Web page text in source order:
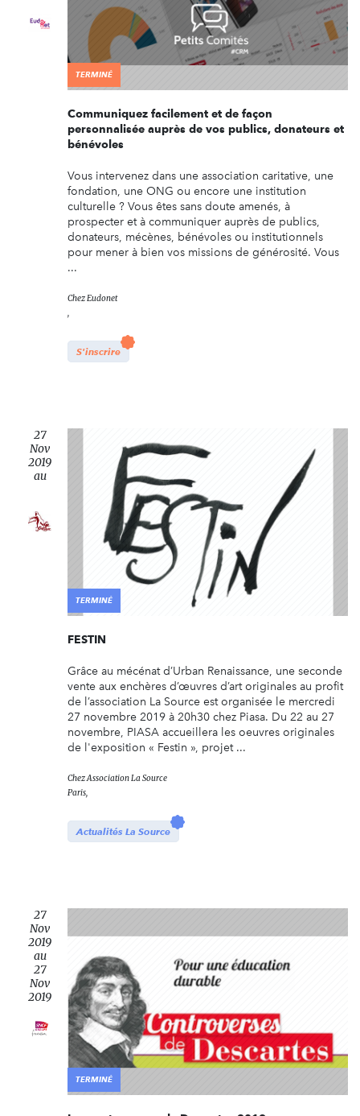
TERMINÉ
Communiquez facilement et de façon
personnalisée auprès de vos publics, donateurs et
bénévoles
Vous intervenez dans une association caritative, une
fondation, une ONG ou encore une institution
culturelle ? Vous êtes sans doute amenés, à
prospecter et à communiquer auprès de publics,
donateurs, mécènes, bénévoles ou institutionnels
pour mener à bien vos missions de générosité. Vous
...
ChezEudonet
,
S'inscrire
27
Nov
2019
au
TERMINÉ
FESTIN
Grâce au mécénat d’Urban Renaissance, une seconde
vente aux enchères d’œuvres d’art originales au profit
de l’association La Source est organisée le mercredi
27 novembre 2019 à 20h30 chez Piasa. Du 22 au 27
novembre, PIASA accueillera les oeuvres originales
de l'exposition « Festin », projet ...
ChezAssociation La Source
Paris,
Actualités La Source
27
Nov
2019
au
27
Nov
2019
TERMINÉ